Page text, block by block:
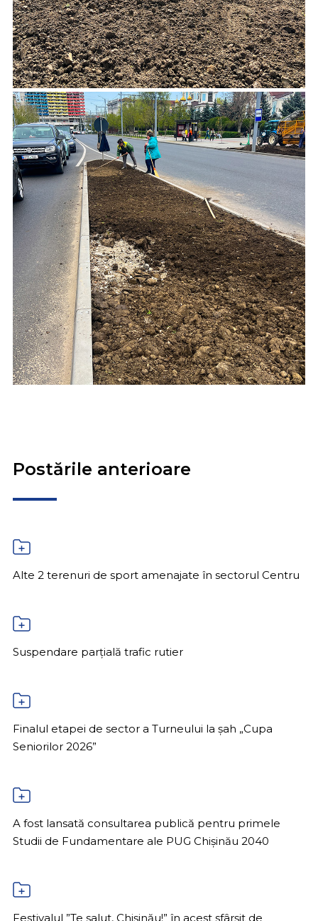
Postările anterioare
Alte 2 terenuri de sport amenajate în sectorul Centru
Suspendare parțială trafic rutier
Finalul etapei de sector a Turneului la șah „Cupa
Seniorilor 2026”
A fost lansată consultarea publică pentru primele
Studii de Fundamentare ale PUG Chișinău 2040
Festivalul ”Te salut, Chișinău!” în acest sfârșit de